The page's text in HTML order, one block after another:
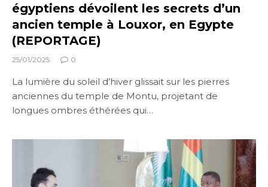
égyptiens dévoilent les secrets d’un
ancien temple à Louxor, en Egypte
(REPORTAGE)
25/01/2025 0
La lumière du soleil d’hiver glissait sur les pierres
anciennes du temple de Montu, projetant de
longues ombres éthérées qui…